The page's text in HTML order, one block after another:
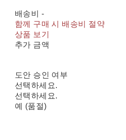
배송비 -
함께 구매 시 배송비 절약
상품 보기
추가 금액
도안 승인 여부
선택하세요.
선택하세요.
예 (품절)